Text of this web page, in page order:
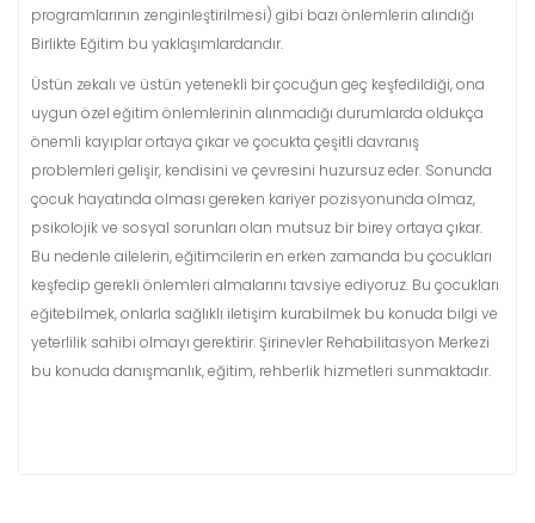
programlarının zenginleştirilmesi) gibi bazı önlemlerin alındığı
Birlikte Eğitim bu yaklaşımlardandır.
Üstün zekalı ve üstün yetenekli bir çocuğun geç keşfedildiği, ona
uygun özel eğitim önlemlerinin alınmadığı durumlarda oldukça
önemli kayıplar ortaya çıkar ve çocukta çeşitli davranış
problemleri gelişir, kendisini ve çevresini huzursuz eder. Sonunda
çocuk hayatında olması gereken kariyer pozisyonunda olmaz,
psikolojik ve sosyal sorunları olan mutsuz bir birey ortaya çıkar.
Bu nedenle ailelerin, eğitimcilerin en erken zamanda bu çocukları
keşfedip gerekli önlemleri almalarını tavsiye ediyoruz. Bu çocukları
eğitebilmek, onlarla sağlıklı iletişim kurabilmek bu konuda bilgi ve
yeterlilik sahibi olmayı gerektirir. Şirinevler Rehabilitasyon Merkezi
bu konuda danışmanlık, eğitim, rehberlik hizmetleri sunmaktadır.